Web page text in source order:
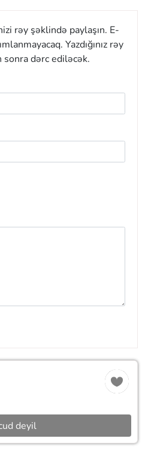
rəy şəklində paylaşın. E-
Yazdığınız rəy
sonra dərc ediləcək.
deyil